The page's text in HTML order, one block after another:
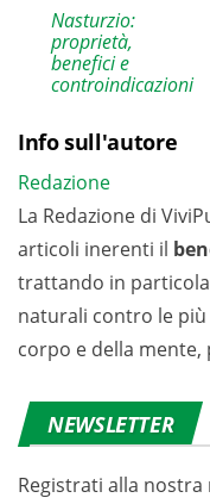
Nasturzio:
proprietà,
benefici e
controindicazioni
Info sull'autore
Redazione
La Redazione di
articoli inerenti il
trattando in
naturali contro le
corpo e della
NEWSLETTER
Registrati alla